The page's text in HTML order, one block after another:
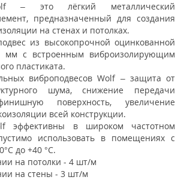
– это лёгкий металлический
предназначенный для создания
на стенах и потолках.
из высокопрочной оцинкованной
мм с встроенным виброизолирующим
пластиката.
виброподвесов Wolf – защита от
шума, снижение передачи
поверхность, увеличение
всей конструкции.
эффективны в широком частотном
использовать в помещениях с
до +40 °C.
на потолки - 4 шт/м
на стены - 3 шт/м